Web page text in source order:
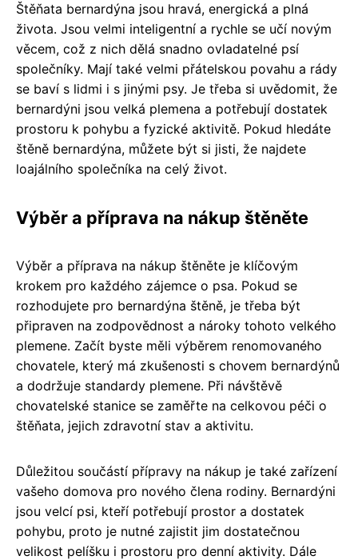
Štěňata bernardýna jsou hravá, energická a plná
života. Jsou velmi inteligentní a rychle se učí novým
věcem, což z nich dělá snadno ovladatelné psí
společníky. Mají také velmi přátelskou povahu a rády
se baví s lidmi i s jinými psy. Je třeba si uvědomit, že
bernardýni jsou velká plemena a potřebují dostatek
prostoru k pohybu a fyzické aktivitě. Pokud hledáte
štěně bernardýna, můžete být si jisti, že najdete
loajálního společníka na celý život.
Výběr a příprava na nákup štěněte
Výběr a příprava na nákup štěněte je klíčovým
krokem pro každého zájemce o psa. Pokud se
rozhodujete pro bernardýna štěně, je třeba být
připraven na zodpovědnost a nároky tohoto velkého
plemene. Začít byste měli výběrem renomovaného
chovatele, který má zkušenosti s chovem bernardýnů
a dodržuje standardy plemene. Při návštěvě
chovatelské stanice se zaměřte na celkovou péči o
štěňata, jejich zdravotní stav a aktivitu.
Důležitou součástí přípravy na nákup je také zařízení
vašeho domova pro nového člena rodiny. Bernardýni
jsou velcí psi, kteří potřebují prostor a dostatek
pohybu, proto je nutné zajistit jim dostatečnou
velikost pelíšku i prostoru pro denní aktivity. Dále